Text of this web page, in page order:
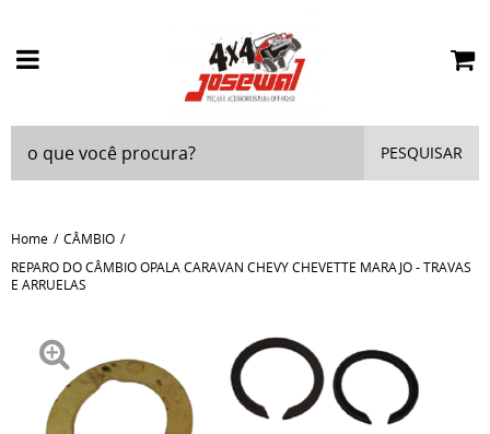
PESQUISAR
Home
CÂMBIO
REPARO DO CÂMBIO OPALA CARAVAN CHEVY CHEVETTE MARAJO - TRAVAS
E ARRUELAS